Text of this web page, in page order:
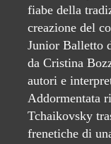
fiabe della
creazione del
Junior Balletto
da Cristina
autori e
Addormentata
Tchaikovsky
frenetiche di